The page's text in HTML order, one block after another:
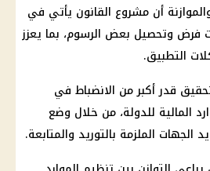
أن مشروع القانون يأتي في
فرض وتحصيل بعض الرسوم، بما يعزز
التطبيق.
قدر أكبر من الانضباط في
المالية للدولة، من خلال وضع
الملزمة بالتوريد والمتابعة.